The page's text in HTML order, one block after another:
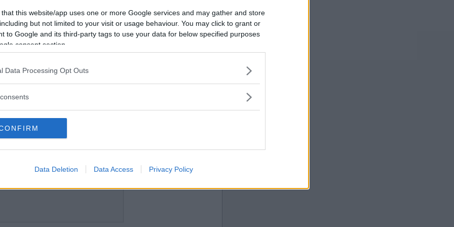
that this website/app uses one or more Google services and may gather and store
but not limited to your visit or usage behaviour. You may click to grant or
to Google and its third-party tags to use your data for below specified purposes
consent section.
Data Processing Opt Outs
Data Deletion Data Access Privacy Policy
2024-05-16 11:04
Vill du bli
medlem?